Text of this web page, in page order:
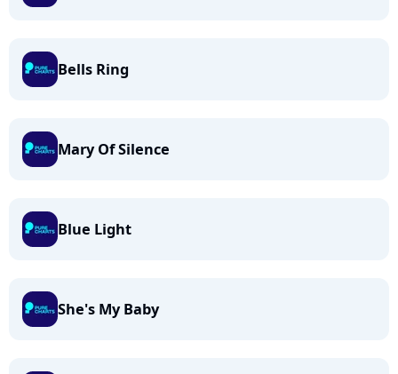
Bells Ring
Mary Of Silence
Blue Light
She's My Baby